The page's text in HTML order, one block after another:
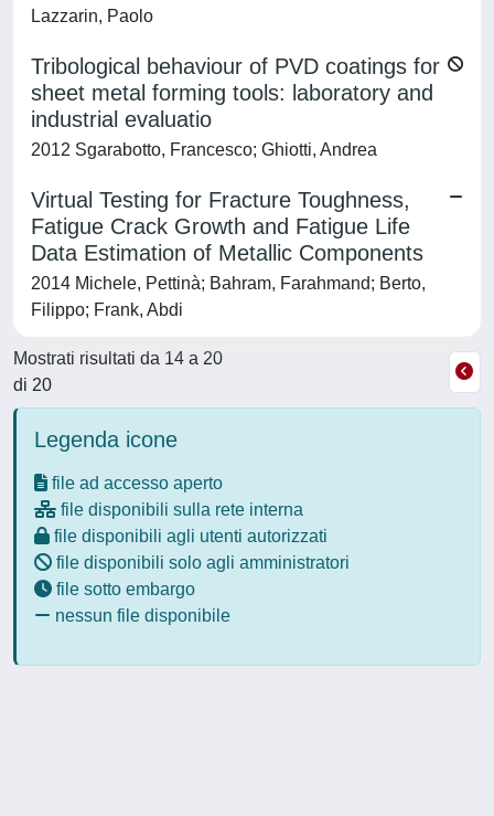
Lazzarin, Paolo
Tribological behaviour of PVD coatings for
sheet metal forming tools: laboratory and
industrial evaluatio
2012 Sgarabotto, Francesco; Ghiotti, Andrea
Virtual Testing for Fracture Toughness,
Fatigue Crack Growth and Fatigue Life
Data Estimation of Metallic Components
2014 Michele, Pettinà; Bahram, Farahmand; Berto,
Filippo; Frank, Abdi
Mostrati risultati da 14 a 20
di 20
Legenda icone
file ad accesso aperto
file disponibili sulla rete interna
file disponibili agli utenti autorizzati
file disponibili solo agli amministratori
file sotto embargo
nessun file disponibile